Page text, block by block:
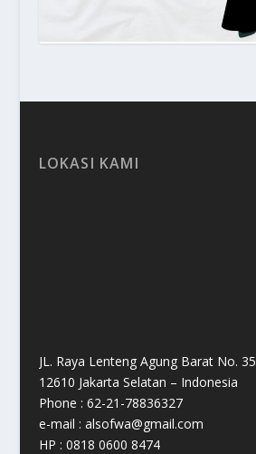
LOKASI KAMI
JL. Raya Lenteng Agung Barat No. 35
12610 Jakarta Selatan – Indonesia
Phone : 62-21-78836327
e-mail : alsofwa@gmail.com
HP : 0818 0600 8474